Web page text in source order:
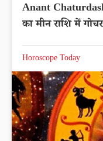
Anant
का मीन राशि में
Horoscope Today